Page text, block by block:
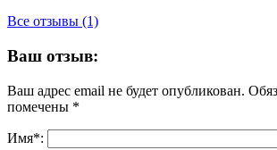
Все отзывы (1)
Ваш отзыв:
Ваш адрес email не будет опубликован.
помечены *
Имя*: